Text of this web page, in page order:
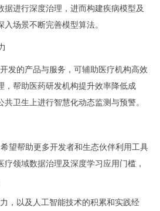
据进行深度治理，进而构建疾病模型及
场景不断完善模型算法。
发的产品与服务，可辅助医疗机构高效
，帮助医药研发机构提升效率降低成
卫生上进行智慧化动态监测与预警。
望帮助更多开发者和生态伙伴利用工具
领域数据治理及深度学习应用门槛，
，以及人工智能技术的积累和实践经